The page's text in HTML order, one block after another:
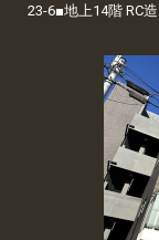
23-6■地上14階 RC造